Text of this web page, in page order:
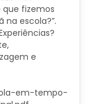
que fizemos
escola?”.
e
em-tempo-